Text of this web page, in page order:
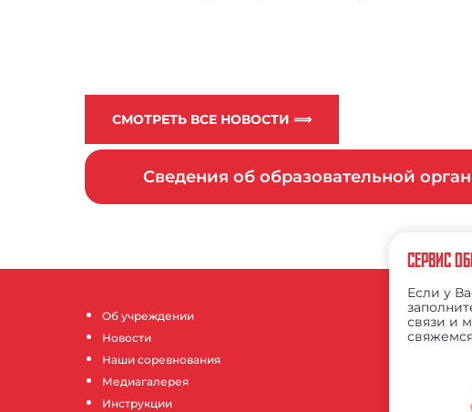
СМОТРЕТЬ ВСЕ НОВОСТИ ⟹
Сведения об образовательной
Об учреждении
Новости
Наши соревнования
Медиагалерея
Инструкции
СЕРВИС
Если у
связи и
свяжемся